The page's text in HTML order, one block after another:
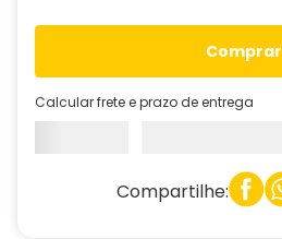
comprar
Calcular frete e prazo de entrega
Compartilhe: